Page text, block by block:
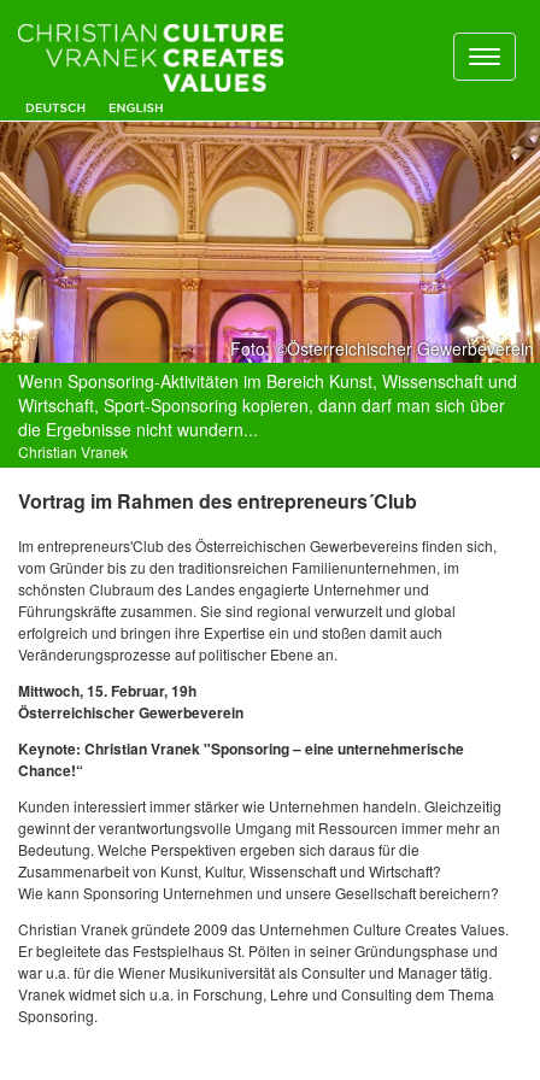
Foto: ©Österreichischer Gewerbeverein
Wenn Sponsoring-Aktivitäten im Bereich Kunst, Wissenschaft und
Wirtschaft, Sport-Sponsoring kopieren, dann darf man sich über
die Ergebnisse nicht wundern...
Christian Vranek
Vortrag im Rahmen des entrepreneurs´Club
Im entrepreneurs'Club des Österreichischen Gewerbevereins finden sich,
vom Gründer bis zu den traditionsreichen Familienunternehmen, im
schönsten Clubraum des Landes engagierte Unternehmer und
Führungskräfte zusammen. Sie sind regional verwurzelt und global
erfolgreich und bringen ihre Expertise ein und stoßen damit auch
Veränderungsprozesse auf politischer Ebene an.
Mittwoch, 15. Februar, 19h
Österreichischer Gewerbeverein
Keynote: Christian Vranek "Sponsoring – eine unternehmerische
Chance!“
Kunden interessiert immer stärker wie Unternehmen handeln. Gleichzeitig
gewinnt der verantwortungsvolle Umgang mit Ressourcen immer mehr an
Bedeutung. Welche Perspektiven ergeben sich daraus für die
Zusammenarbeit von Kunst, Kultur, Wissenschaft und Wirtschaft?
Wie kann Sponsoring Unternehmen und unsere Gesellschaft bereichern?
Christian Vranek gründete 2009 das Unternehmen Culture Creates Values.
Er begleitete das Festspielhaus St. Pölten in seiner Gründungsphase und
war u.a. für die Wiener Musikuniversität als Consulter und Manager tätig.
Vranek widmet sich u.a. in Forschung, Lehre und Consulting dem Thema
Sponsoring.